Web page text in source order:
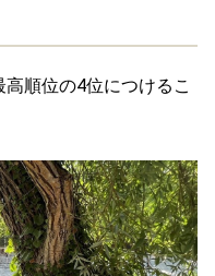
順位の4位につけるこ